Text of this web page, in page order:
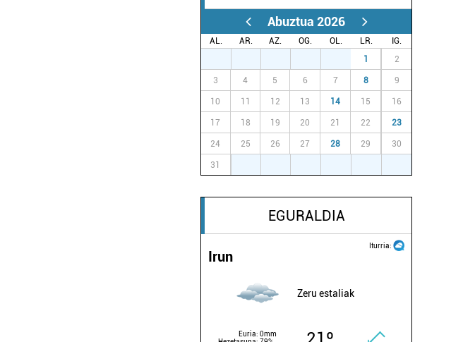
Abuztua 2026
AL. AR. AZ. OG. OL. LR.
IG.
1 2
3 4 5 6 7 8 9
10 11 12 13 14 15 16
17 18 19 20 21 22 23
24 25 26 27 28 29 30
31
EGURALDIA
Iturria:
Irun
Zeru estaliak
Euria: 0mm